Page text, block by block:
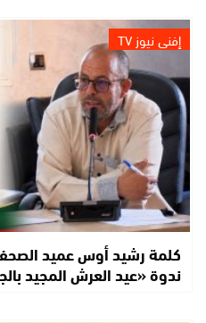
إفني نيوز TV
كلمة رشيد أوس عميد
ندوة «عيد العرش المجيد